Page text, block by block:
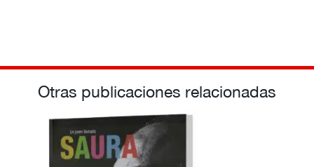
Otras publicaciones relacionadas